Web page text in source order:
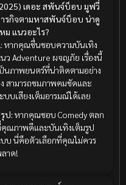
เดอะ สพันจ์บ็อบ มูฟวี่
รกิจตามหาสพันจ์บ็อบ น่าดู
ม แนวอะไร?
หากคุณชื่นชอบความบันเทิง
ว Adventure ผจญภัย เรื่องนี้
นภาพยนตร์ที่น่าติดตามอย่าง
สามารถชมภาพคมชัดและ
บบเสียงเต็มอารมณ์ได้เลย
ป: หากคุณชอบ Comedy ตลก
ณภาพดีและบันเทิงเต็มรูป
บ นี่คือตัวเลือกที่คุณไม่ควร
าด!